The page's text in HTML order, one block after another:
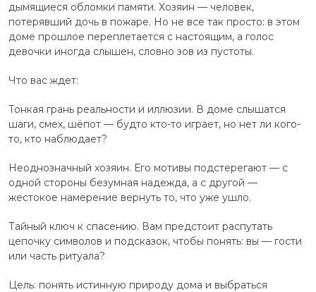
дымящиеся обломки памяти. Хозяин — человек,
потерявший дочь в пожаре. Но не все так просто: в этом
доме прошлое переплетается с настоящим, а голос
девочки иногда слышен, словно зов из пустоты.
Что вас ждет:
Тонкая грань реальности и иллюзии. В доме слышатся
шаги, смех, шёпот — будто кто-то играет, но нет ли кого-
то, кто наблюдает?
Неоднозначный хозяин. Его мотивы подстерегают — с
одной стороны безумная надежда, а с другой —
жестокое намерение вернуть то, что уже ушло.
Тайный ключ к спасению. Вам предстоит распутать
цепочку символов и подсказок, чтобы понять: вы — гости
или часть ритуала?
Цель: понять истинную природу дома и выбраться